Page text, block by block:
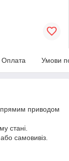
Оплата Умови
прямим приводом
стані.
самовивіз.